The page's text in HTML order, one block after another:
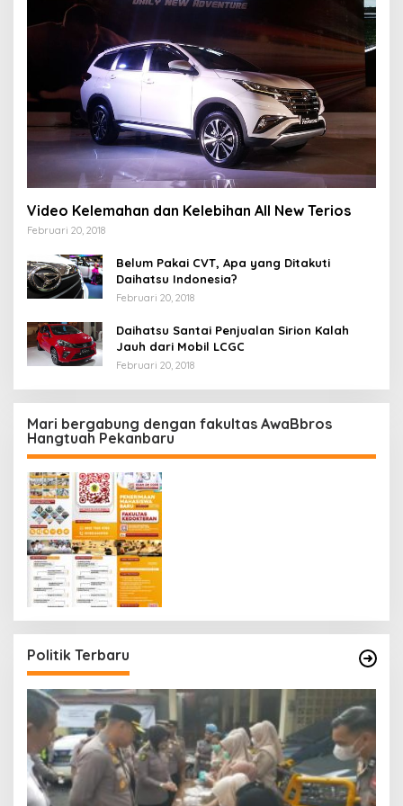
Video Kelemahan dan Kelebihan All New Terios
Februari 20, 2018
Belum Pakai CVT, Apa yang Ditakuti
Daihatsu Indonesia?
Februari 20, 2018
Daihatsu Santai Penjualan Sirion Kalah
Jauh dari Mobil LCGC
Februari 20, 2018
Mari bergabung dengan fakultas AwaBbros
Hangtuah Pekanbaru
Politik Terbaru